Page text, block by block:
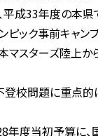
平成33年度の本
ピック事前キャ
マスターズ陸上
校問題に重点
度当初予算に